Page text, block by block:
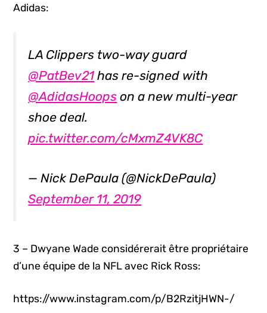
Adidas:
LA Clippers two-way guard
@PatBev21 has re-signed with
@AdidasHoops on a new multi-year
shoe deal.
pic.twitter.com/cMxmZ4VK8C
— Nick DePaula (@NickDePaula)
September 11, 2019
3 – Dwyane Wade considérerait être propriétaire
d’une équipe de la NFL avec Rick Ross:
https://www.instagram.com/p/B2RzitjHWN-/